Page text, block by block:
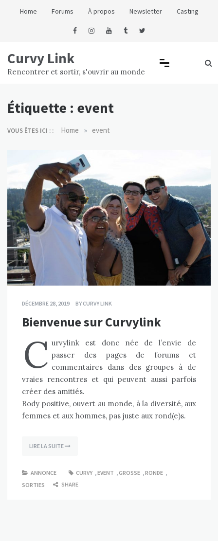
Home Forums À propos Newsletter Casting
Curvy Link
Rencontrer et sortir, s'ouvrir au monde
Étiquette : event
VOUS ÊTES ICI : : Home » event
DÉCEMBRE 28, 2019 BYCURVY LINK
Bienvenue sur Curvylink
C urvylink est donc née de l’envie de
passer des pages de forums et
commentaires dans des groupes à de
vraies rencontres et qui peuvent aussi parfois
créer des amitiés.
Body positive, ouvert au monde, à la diversité, aux
femmes et aux hommes, pas juste aux rond(e)s.
LIRE LA SUITE
ANNONCE CURVY EVENT GROSSE RONDE
SORTIES
SHARE